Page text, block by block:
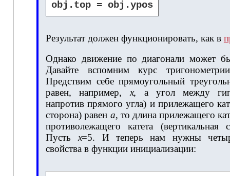
obj.top = obj.ypos
Результат должен функционировать, как в
Однако движение по диагонали может
Давайте вспомним курс
Предствим себе прямоугольный
равен, например,х, а угол между
напротив прямого угла) и прилежащего
сторона) равен а, то длина прилежащего
противолежащего катета
Пустьх=5. И теперь нам нужны
свойства в функции инициализации: